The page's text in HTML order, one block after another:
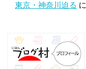
東京・神奈川迫る に